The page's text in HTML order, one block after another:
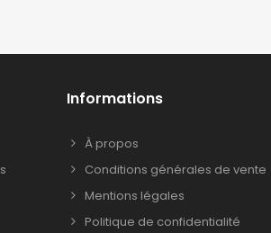
Informations
À propos
Conditions générales de vente
Mentions légales
Politique de confidentialité